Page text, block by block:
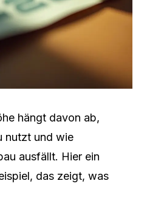
hängt davon ab,
nutzt und wie
ausfällt. Hier ein
das zeigt, was